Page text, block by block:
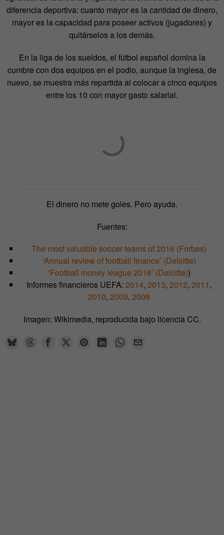
diferencia deportiva: cuanto mayor es la cantidad de dinero,
mayor es la capacidad para poseer activos (jugadores) y
quitárselos a los demás.
En la liga de los sueldos, el fútbol español domina la
cumbre con dos equipos en el podio, aunque la inglesa, de
nuevo, se muestra más repartida al colocar a cinco equipos
entre los 10 con mayor gasto salarial.
El dinero no mete goles. Pero ayuda.
Fuentes:
The most valuable soccer teams of 2016 (Forbes)
‘Annual review of football finance’ (Deloitte)
‘Football money league 2016’ (Deloitte))
Informes financieros UEFA: 2014, 2013, 2012, 2011,
2010, 2009, 2008
Imagen: Wikimedia, reproducida bajo licencia CC.